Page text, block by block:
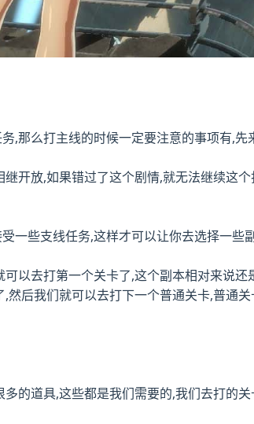
,那么打主线的时候一定要注意的事项有,
开放,如果错过了这个剧情,就无法继续这
一些支线任务,这样才可以让你去选择一
以去打第一个关卡了,这个副本相对来说
然后我们就可以去打下一个普通关卡,普通
的道具,这些都是我们需要的,我们去打的